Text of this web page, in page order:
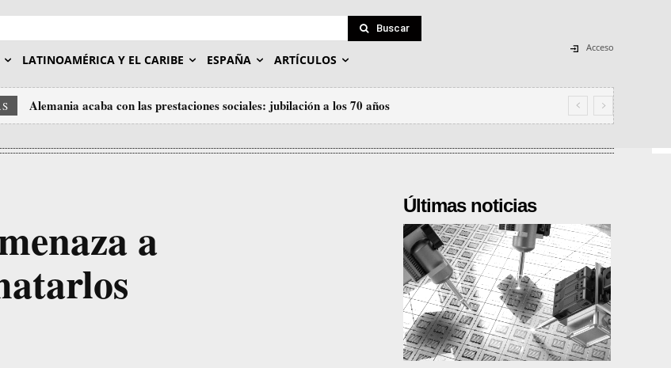
Buscar
LATINOAMÉRICA Y EL CARIBE ESPAÑA ARTÍCULOS
Acceso
Alemania acaba con las prestaciones sociales: jubilación a los 70 años
a
Últimas noticias